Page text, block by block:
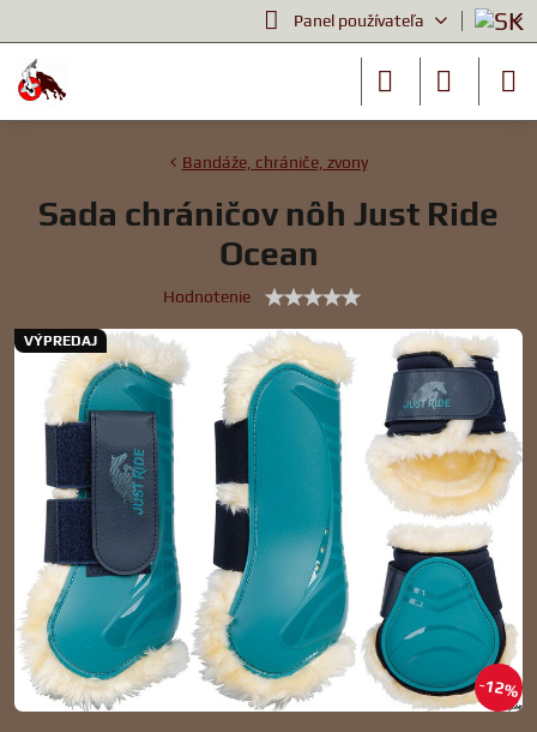
Panel používateľa
VÝPREDAJ
12%
Bandáže, chrániče, zvony
Sada chráničov nôh Just Ride
Ocean
Hodnotenie